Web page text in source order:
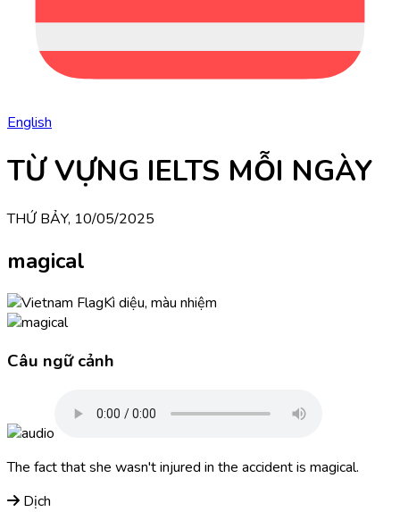
English
TỪ VỰNG IELTS MỖI NGÀY
THỨ BẢY, 10/05/2025
magical
Kì diệu, màu nhiệm
Câu ngữ cảnh
The fact that she wasn't injured in the accident is magical.
Dịch